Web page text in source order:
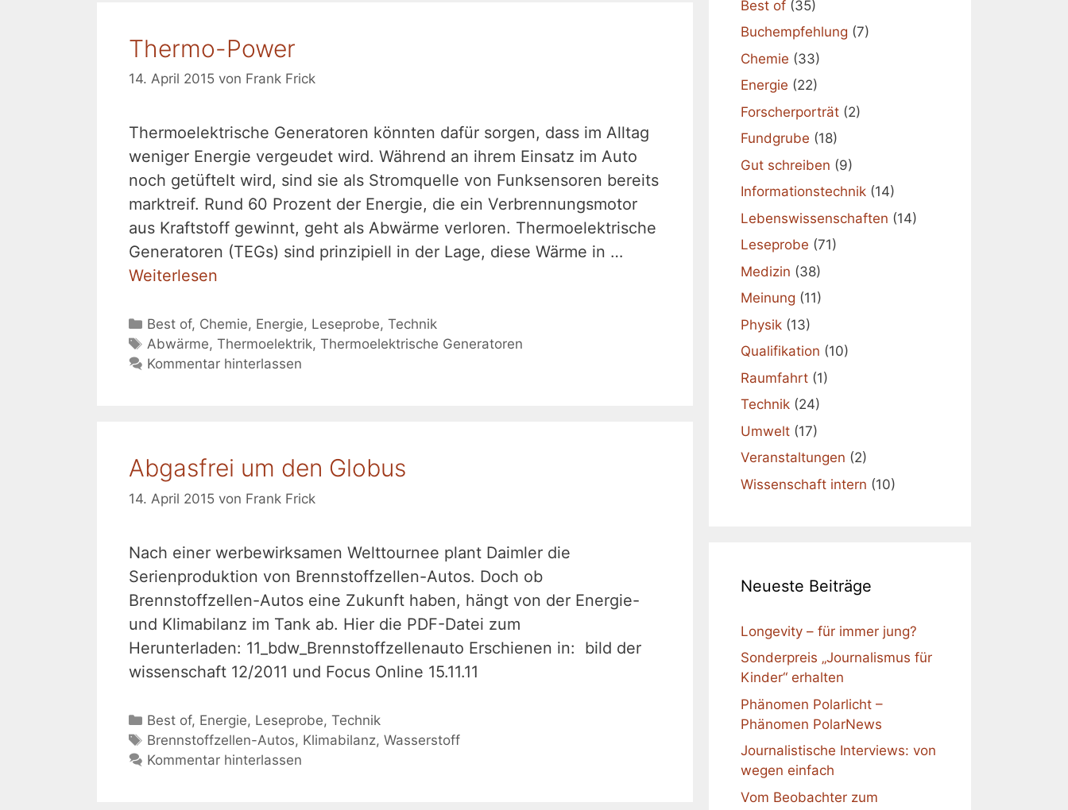
Thermo-Power
14. April 2015 von Frank Frick
Thermoelektrische Generatoren könnten dafür sorgen, dass im Alltag
weniger Energie vergeudet wird. Während an ihrem Einsatz im Auto
noch getüftelt wird, sind sie als Stromquelle von Funksensoren bereits
marktreif. Rund 60 Prozent der Energie, die ein Verbrennungsmotor
aus Kraftstoff gewinnt, geht als Abwärme verloren. Thermoelektrische
Generatoren (TEGs) sind prinzipiell in der Lage, diese Wärme in …
Weiterlesen
Kategorien
Best of, Chemie, Energie, Leseprobe,Technik
Schlagwörter
Abwärme,Thermoelektrik,Thermoelektrische Generatoren
Kommentar hinterlassen
Abgasfrei um den Globus
14. April 2015 von Frank Frick
Nach einer werbewirksamen Welttournee plant Daimler die
Serienproduktion von Brennstoffzellen-Autos. Doch ob
Brennstoffzellen-Autos eine Zukunft haben, hängt von der Energie-
und Klimabilanz im Tank ab. Hier die PDF-Datei zum
Herunterladen: 11_bdw_Brennstoffzellenauto Erschienen in: bild der
wissenschaft 12/2011 und Focus Online 15.11.11
Kategorien
Best of, Energie, Leseprobe,Technik
Schlagwörter
Brennstoffzellen-Autos, Klimabilanz,Wasserstoff
Kommentar hinterlassen
Best of (35)
Buchempfehlung (7)
Chemie (33)
Energie (22)
Forscherporträt (2)
Fundgrube (18)
Gut schreiben (9)
Informationstechnik (14)
Lebenswissenschaften (14)
Leseprobe (71)
Medizin (38)
Meinung (11)
Physik (13)
Qualifikation (10)
Raumfahrt (1)
Technik (24)
Umwelt (17)
Veranstaltungen (2)
Wissenschaft intern (10)
Neueste Beiträge
Longevity – für immer jung?
Sonderpreis „Journalismus für
Kinder“ erhalten
Phänomen Polarlicht –
Phänomen PolarNews
Journalistische Interviews: von
wegen einfach
Vom Beobachter zum